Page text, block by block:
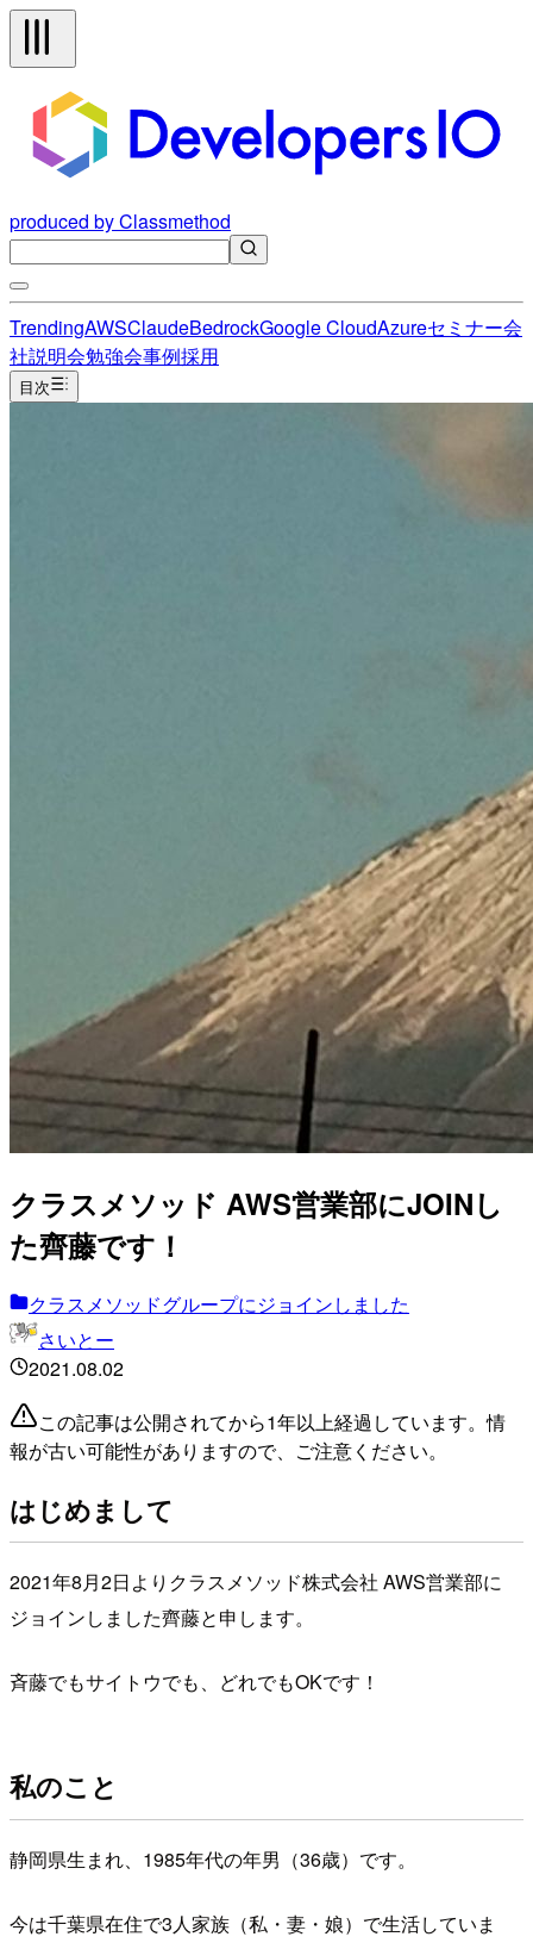
produced by Classmethod
TrendingAWSClaudeBedrockGoogle CloudAzureセミナー会
社説明会勉強会事例採用
目次
クラスメソッド AWS営業部にJOINし
た齊藤です！
クラスメソッドグループにジョインしました
さいとー
2021.08.02
この記事は公開されてから1年以上経過しています。情
報が古い可能性がありますので、ご注意ください。
はじめまして
2021年8月2日よりクラスメソッド株式会社 AWS営業部に
ジョインしました齊藤と申します。
斉藤でもサイトウでも、どれでもOKです！
私のこと
静岡県生まれ、1985年代の年男（36歳）です。
今は千葉県在住で3人家族（私・妻・娘）で生活していま